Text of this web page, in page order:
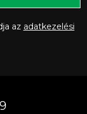
az adatkezelési